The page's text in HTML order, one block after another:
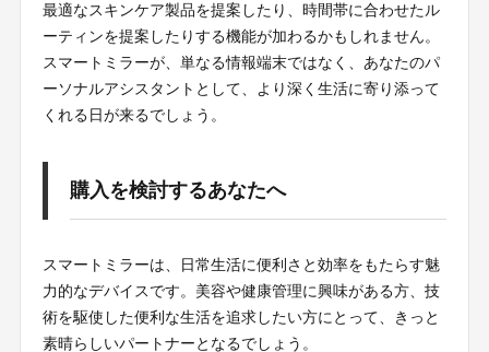
最適なスキンケア製品を提案したり、時間帯に合わせたル
ーティンを提案したりする機能が加わるかもしれません。
スマートミラーが、単なる情報端末ではなく、あなたのパ
ーソナルアシスタントとして、より深く生活に寄り添って
くれる日が来るでしょう。
購入を検討するあなたへ
スマートミラーは、日常生活に便利さと効率をもたらす魅
力的なデバイスです。美容や健康管理に興味がある方、技
術を駆使した便利な生活を追求したい方にとって、きっと
素晴らしいパートナーとなるでしょう。